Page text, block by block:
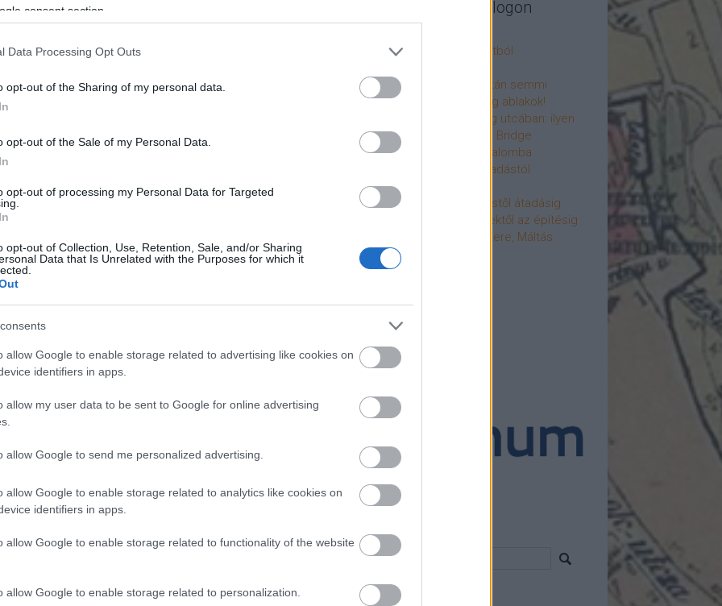
consent section.
Data Processing Opt Outs
opt-out of the Sharing of my personal data.
opt-out of the Sale of my Personal Data.
opt-out of processing my Personal Data for Targeted
opt-out of Collection, Use, Retention, Sale, and/or Sharing
Data that Is Unrelated with the Purposes for which it
allow Google to enable storage related to advertising like cookies on
identifiers in apps.
allow my user data to be sent to Google for online advertising
allow Google to send me personalized advertising.
allow Google to enable storage related to analytics like cookies on
identifiers in apps.
allow Google to enable storage related to functionality of the website
allow Google to enable storage related to personalization.
március
összes megjelent tagja itt olvasható. "A melyik ifjú ezt
fogadja meg, hogy szerzetes lesz belőle."
Szólj hozzá!
gundel
foldalatti kilianlaktanya kacsacsoruemlos
december
évvel ezelőtti hírekből válogatunk, a Népszava korabeli
korabeli hirdetései szolgálnak. "az építkezést, a
tekintettel, valószínűleg csak a tavasszal fogják…
TOVÁBB
A legújabb cikkek a blogon
Egy fogorvosi rendelő a múltból
HÉV: tervezik, megígérik, aztán semmi
És újjászülettek az ólomüveg ablakok!
Meghökkentő terek a Mérleg utcában: ilyen
lett a Mamaison Hotel Chain Bridge
Új élet költözött a Hengermalomba
A Váralagút története: az átadástól
napjainkig
A Váralagút története: építéstől átadásig
A Váralagút története: ötletektől az építésig
A romantika elfeledett mestere, Máltás
Hugó
10 éve hunyt el Dúl Dezső
Facebook
Kövess!